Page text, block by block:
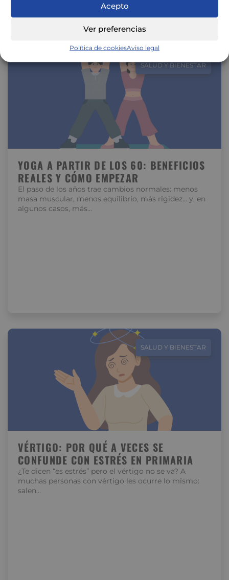
Acepto
Ver preferencias
Política de cookiesAviso legal
SALUD Y BIENESTAR
YOGA A PARTIR DE LOS 60: BENEFICIOS
REALES Y CÓMO EMPEZAR
El paso de los años trae cambios normales: menos
masa muscular, menos equilibrio, más rigidez… y, en
algunos casos, más…
SALUD Y BIENESTAR
VÉRTIGO: POR QUÉ A VECES SE
CONFUNDE CON ESTRÉS EN PRIMARIA
¿Te dicen “es estrés” pero el vértigo no se va? A
muchas personas con vértigo les ocurre lo mismo:
salen…